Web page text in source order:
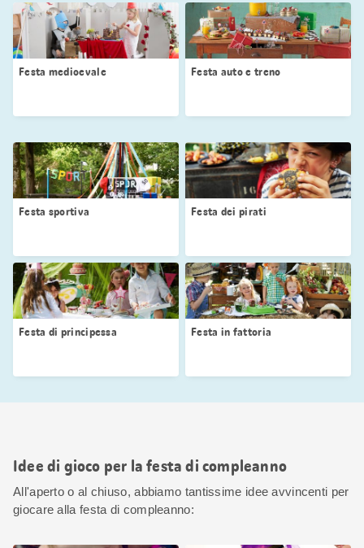
Festa medioevale Festa auto e treno
Festa sportiva Festa dei pirati
Festa di principessa Festa in fattoria
Idee di gioco per la festa di compleanno
All'aperto o al chiuso, abbiamo tantissime idee avvincenti per
giocare alla festa di compleanno: